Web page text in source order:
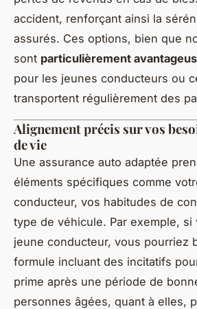
accident, renforçant ainsi la
assurés. Ces options, bien que
sont particulièrement
pour les jeunes conducteurs ou
transportent régulièrement des
Alignement précis sur vos
de vie
Une assurance auto adaptée
éléments spécifiques comme
conducteur, vos habitudes de
type de véhicule. Par exemple, si
jeune conducteur, vous pourriez
formule incluant des incitatifs
prime après une période de
personnes âgées, quant à elles,